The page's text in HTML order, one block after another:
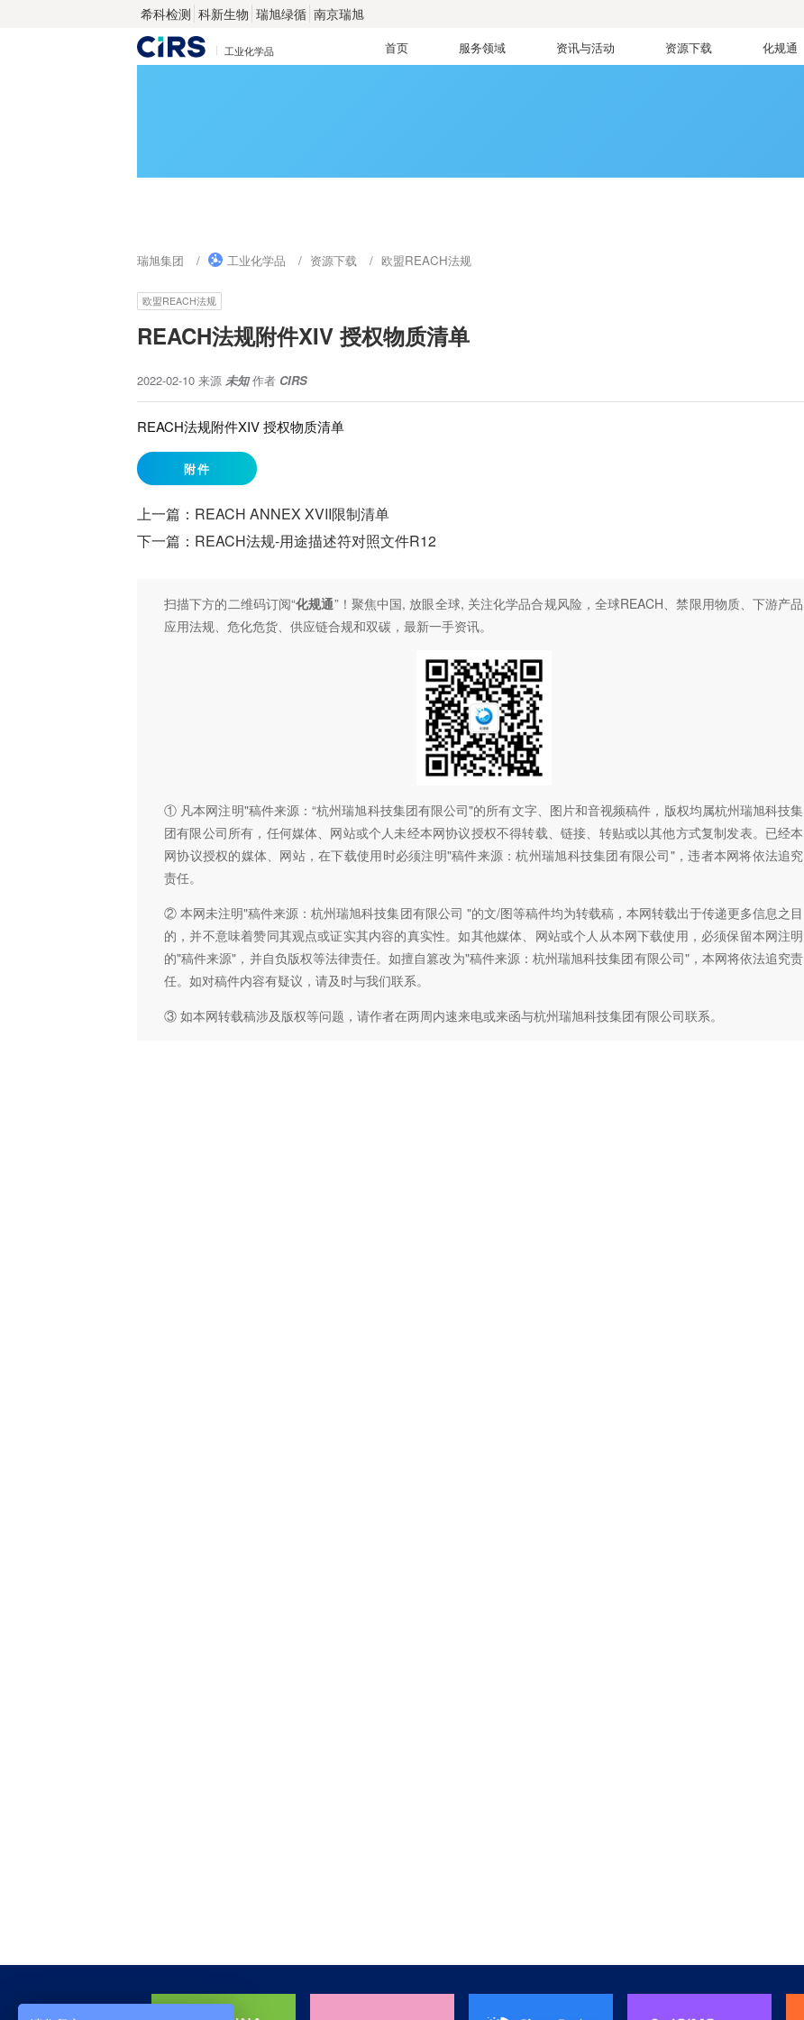
希科检测 科新生物 瑞旭绿循 南京瑞旭
工业化学品 首页 服务领域 资讯与活动 资源下载 化规通
瑞旭集团 工业化学品 资源下载 欧盟REACH法规
欧盟REACH法规
REACH法规附件XIV 授权物质清单
2022-02-10 来源 未知 作者 CIRS
REACH法规附件XIV 授权物质清单
附件
上一篇： REACH ANNEX XVII限制清单
下一篇： REACH法规-用途描述符对照文件R12
扫描下方的二维码订阅“化规通”！聚焦中国, 放眼全球, 关注化学品合规风险，全球REACH、禁限用物质、下游产品
应用法规、危化危货、供应链合规和双碳，最新一手资讯。
① 凡本网注明"稿件来源：“杭州瑞旭科技集团有限公司"的所有文字、图片和音视频稿件，版权均属杭州瑞旭科技集
团有限公司所有，任何媒体、网站或个人未经本网协议授权不得转载、链接、转贴或以其他方式复制发表。已经本
网协议授权的媒体、网站，在下载使用时必须注明"稿件来源：杭州瑞旭科技集团有限公司"，违者本网将依法追究
责任。
② 本网未注明"稿件来源：杭州瑞旭科技集团有限公司 "的文/图等稿件均为转载稿，本网转载出于传递更多信息之目
的，并不意味着赞同其观点或证实其内容的真实性。如其他媒体、网站或个人从本网下载使用，必须保留本网注明
的"稿件来源"，并自负版权等法律责任。如擅自篡改为"稿件来源：杭州瑞旭科技集团有限公司"，本网将依法追究责
任。如对稿件内容有疑议，请及时与我们联系。
③ 如本网转载稿涉及版权等问题，请作者在两周内速来电或来函与杭州瑞旭科技集团有限公司联系。